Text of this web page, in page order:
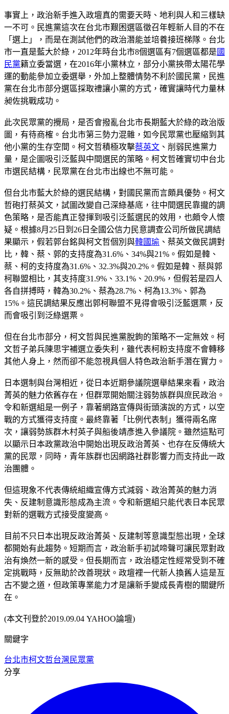
事實上，政治新手進入政壇真的需要天時、地利與人和三樣缺
一不可。民進黨這次在台北市艱困選區徵召年輕新人目的不在
「選上」，而是在測試他們的政治潛能並培養接班梯隊。台北
市一直是藍大於綠，2012年時台北市8個選區有7個選區都是 國
民黨籍立委當選，在2016年小黨林立，部分小黨挾帶太陽花學
運的動能參加立委選舉，外加上整體情勢不利於國民黨，民進
黨在台北市部分選區採取禮讓小黨的方式，確實讓時代力量林
昶佐挑戰成功。
此次民眾黨的攪局，是否會撥亂台北市長期藍大於綠的政治版
圖，有待商榷。台北市第三勢力混雜，如今民眾黨也壓縮到其
他小黨的生存空間。柯文哲積極攻擊蔡英文 、削弱民進黨力
量，是企圖吸引泛藍與中間選民的策略。柯文哲確實切中台北
市選民結構，民眾黨在台北市出線也不無可能。
但台北市藍大於綠的選民結構，對國民黨而言頗具優勢。柯文
哲砲打蔡英文，試圖改變自己深綠基底，往中間選民靠攏的調
色策略，是否能真正發揮到吸引泛藍選民的效用，也頗令人懷
疑。根據8月25日到26日全國公信力民意調查公司所做民調結
果顯示，假若郭台銘與柯文哲個別與韓國瑜 、蔡英文做民調對
比，韓、蔡、郭的支持度為31.6%、34%與21%。假如是韓、
蔡、柯的支持度為31.6%、32.3%與20.2%。假如是韓、蔡與郭
柯聯盟相比，其支持度31.9%、33.1%、20.9%，但假若是四人
各自拼搏時，韓為30.2%、蔡為28.7%、柯為13.3%、郭為
15%。這民調結果反應出郭柯聯盟不見得會吸引泛藍選票，反
而會吸引到泛綠選票。
但在台北市部分，柯文哲與民進黨脫鉤的策略不一定無效。柯
文哲子弟兵陳思宇補選立委失利，雖代表柯粉支持度不會轉移
其他人身上，然而卻不能忽視具個人特色政治新手潛在實力。
日本選制與台灣相近，從日本近期參議院選舉結果來看，政治
菁英的魅力依舊存在，但群眾開始關注弱勢族群與庶民政治。
令和新選組是一例子，靠著網路宣傳與街頭演說的方式，以空
戰的方式獲得支持度。最終靠著「比例代表制」獲得兩名席
次，讓弱勢族群木村英子與船後靖彥進入參議院。雖然這點可
以顯示日本政黨政治中開始出現反政治菁英、也存在反傳統大
黨的民眾，同時，青年族群也因網路社群影響力而支持此一政
治團體。
但這現象不代表傳統組織宣傳方式減弱、政治菁英的魅力消
失、反建制意識形態成為主流。令和新選組只能代表日本民眾
對新的選戰方式接受度變高。
目前不只日本出現反政治菁英、反建制等意識型態出現，全球
都開始有此趨勢。短期而言，政治新手初試啼聲可讓民眾對政
治有煥然一新的感受。但長期而言，政治穩定性經常受到不確
定挑戰時，反無助於改善現狀。政壇裡一代新人換舊人這是亙
古不變之道，但政策專業能力才是讓新手變成長青樹的關鍵所
在。
(本文刊登於2019.09.04 YAHOO論壇)
關鍵字
台北市柯文哲台灣民眾黨
分享